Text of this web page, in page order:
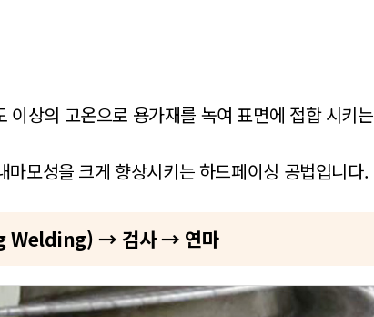
상의 고온으로 용가재를 녹여 표면에 접합 시키는
모성을 크게 향상시키는 하드페이싱 공법입니다.
Welding) → 검사 → 연마